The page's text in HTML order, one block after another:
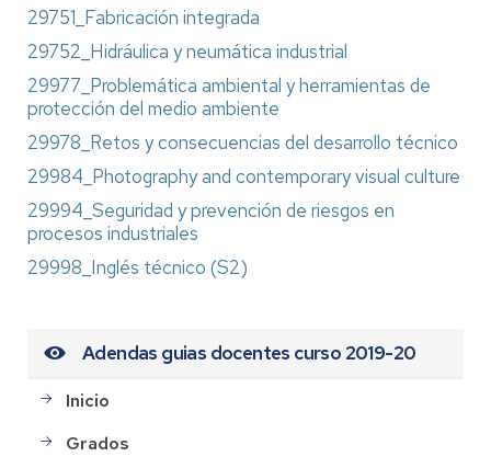
29751_Fabricación integrada
29752_Hidráulica y neumática industrial
29977_Problemática ambiental y herramientas de
protección del medio ambiente
29978_Retos y consecuencias del desarrollo técnico
29984_Photography and contemporary visual culture
29994_Seguridad y prevención de riesgos en
procesos industriales
29998_Inglés técnico (S2)
Adendas guias docentes curso 2019-20
Inicio
Grados